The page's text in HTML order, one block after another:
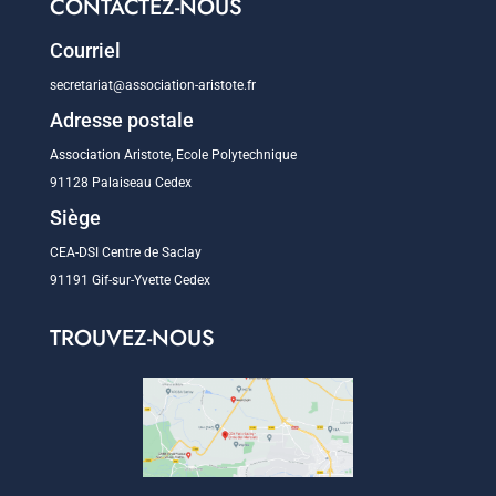
CONTACTEZ-NOUS
Courriel
secretariat@association-aristote.fr
Adresse postale
Association Aristote, Ecole Polytechnique
91128 Palaiseau Cedex
Siège
CEA-DSI Centre de Saclay
91191 Gif-sur-Yvette Cedex
TROUVEZ-NOUS